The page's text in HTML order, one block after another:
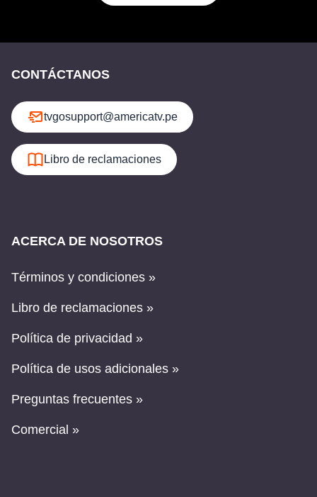
CONTÁCTANOS
tvgosupport@americatv.pe
Libro de reclamaciones
ACERCA DE NOSOTROS
Términos y condiciones »
Libro de reclamaciones »
Política de privacidad »
Política de usos adicionales »
Preguntas frecuentes »
Comercial »